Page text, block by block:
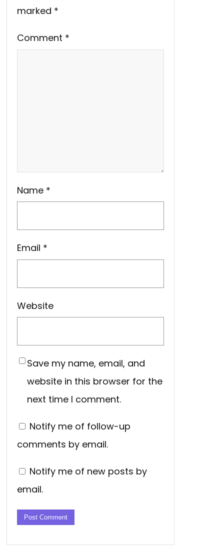
marked *
Comment *
Name *
Email *
Website
Save my name, email, and
website in this browser for the
next time I comment.
Notify me of follow-up
comments by email.
Notify me of new posts by
email.